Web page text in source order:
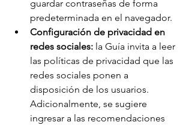
guardar contraseñas de forma
predeterminada en el navegador.
Configuración de privacidad en
redes sociales: la Guía invita a leer
las políticas de privacidad que las
redes sociales ponen a
disposición de los usuarios.
Adicionalmente, se sugiere
ingresar a las recomendaciones